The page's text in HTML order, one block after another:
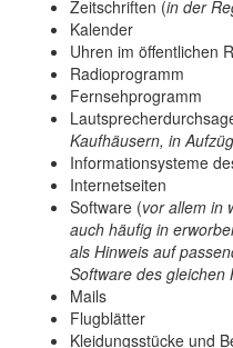
Zeitschriften (in der
Kalender
Uhren im öffentlichen
Radioprogramm
Fernsehprogramm
Kaufhäusern, in
Informationsysteme
Internetseiten
Software (vor allem in
auch häufig in
als Hinweis auf
Software des gleichen
Mails
Flugblätter
Kleidungsstücke und